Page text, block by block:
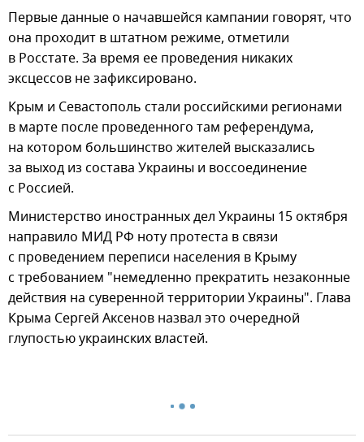
Первые данные о начавшейся кампании говорят, что
она проходит в штатном режиме, отметили
в Росстате. За время ее проведения никаких
эксцессов не зафиксировано.
Крым и Севастополь стали российскими регионами
в марте после проведенного там референдума,
на котором большинство жителей высказались
за выход из состава Украины и воссоединение
с Россией.
Министерство иностранных дел Украины 15 октября
направило МИД РФ ноту протеста в связи
с проведением переписи населения в Крыму
с требованием "немедленно прекратить незаконные
действия на суверенной территории Украины". Глава
Крыма Сергей Аксенов назвал это очередной
глупостью украинских властей.